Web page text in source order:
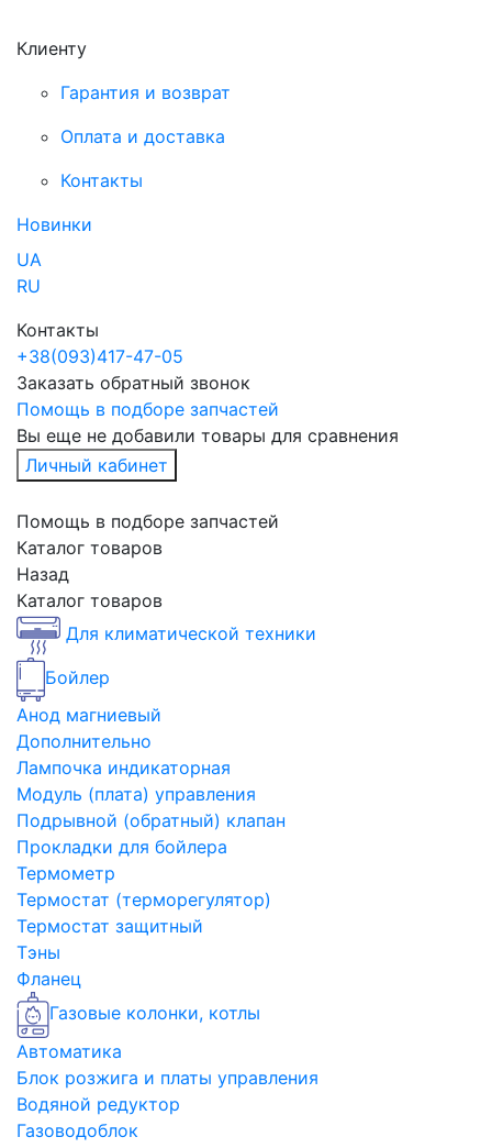
Клиенту
Гарантия и возврат
Оплата и доставка
Контакты
Новинки
UA
RU
Контакты
+38(093)417-47-05
Заказать обратный звонок
Помощь в подборе запчастей
Вы еще не добавили товары для сравнения
Личный кабинет
Помощь в подборе запчастей
Каталог товаров
Назад
Каталог товаров
Для климатической техники
Бойлер
Анод магниевый
Дополнительно
Лампочка индикаторная
Модуль (плата) управления
Подрывной (обратный) клапан
Прокладки для бойлера
Термометр
Термостат (терморегулятор)
Термостат защитный
Тэны
Фланец
Газовые колонки, котлы
Автоматика
Блок розжига и платы управления
Водяной редуктор
Газоводоблок